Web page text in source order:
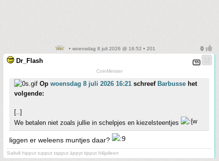
• woensdag 8 juli 2026 @ 16:52 • 201
Dr_Flash
CoinMeister
Op woensdag 8 juli 2026 16:21 schreef Barbusse het
volgende:
[..]
We betalen niet zoals jullie in schelpjes en kiezelsteentjes
liggen er weleens muntjes daar?
Salivili hipput tupput tapput äppyt tipput hilijalleen